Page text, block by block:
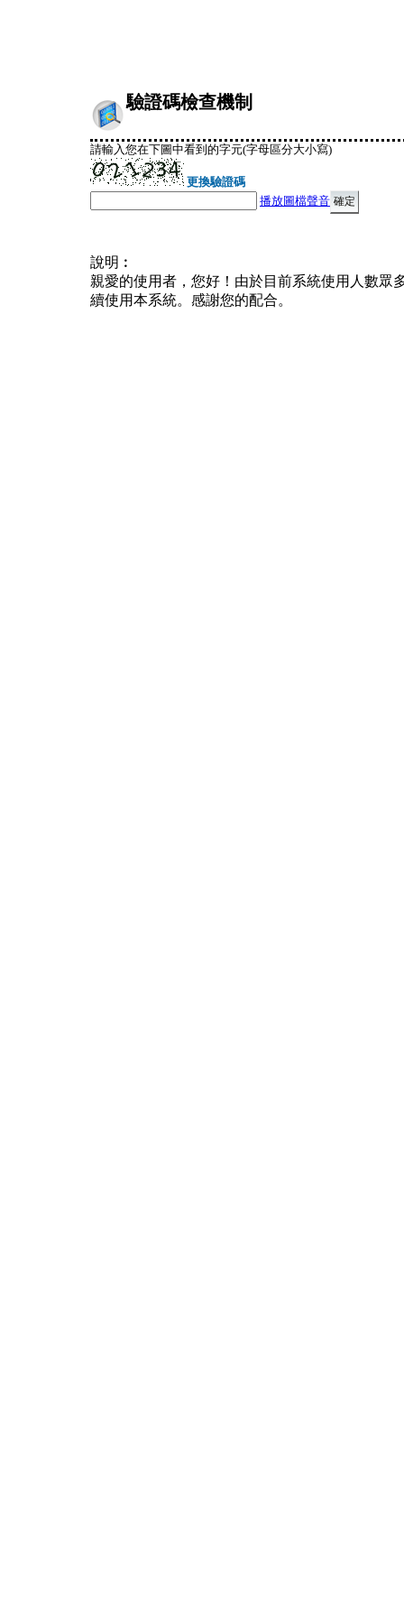
驗證碼檢查機制
請輸入您在下圖中看到的字元(字母區分大小寫)
更換驗證碼
播放圖檔聲音
說明︰
親愛的使用者，您好！由於目前系統使用人數眾
續使用本系統。感謝您的配合。